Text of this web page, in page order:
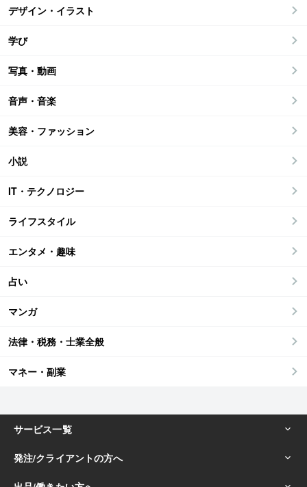
デザイン・イラスト
学び
写真・動画
音声・音楽
美容・ファッション
小説
IT・テクノロジー
ライフスタイル
エンタメ・趣味
占い
マンガ
法律・税務・士業全般
マネー・副業